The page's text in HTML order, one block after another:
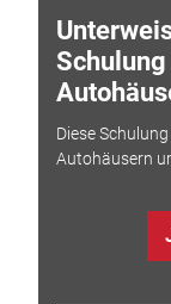
Diese
Autohäusern